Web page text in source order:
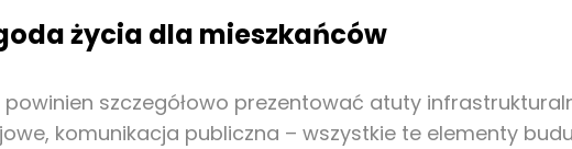
życia dla mieszkańców
szczegółowo prezentować atuty
komunikacja publiczna – wszystkie te elementy